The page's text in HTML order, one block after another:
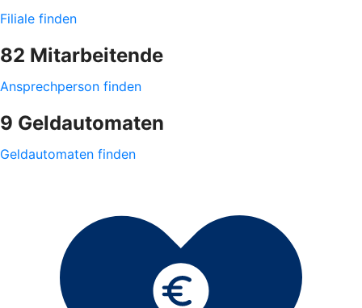
Filiale finden
82 Mitarbeitende
Ansprechperson finden
9 Geldautomaten
Geldautomaten finden